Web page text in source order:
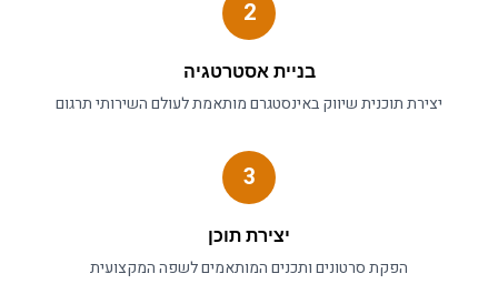
2
בניית אסטרטגיה
יצירת תוכניתשיווק באינסטגרםמותאמת לעולם השירותי תרגום
3
יצירת תוכן
הפקת סרטונים ותכנים המותאמים לשפה המקצועית